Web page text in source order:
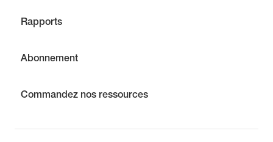
Rapports
Abonnement
Commandez nos ressources